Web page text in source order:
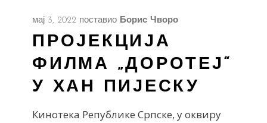
мај 3, 2022 поставио Борис Чворо
ПРОЈЕКЦИЈА
ФИЛМА „ДОРОТЕЈ“
У ХАН ПИЈЕСКУ
Кинотека Републике Српске, у оквиру